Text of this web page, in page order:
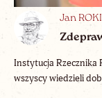
Jan
Instytucja Rzecznika
wszyscy wiedzieli